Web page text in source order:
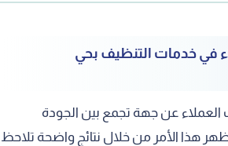
في خدمات التنظيف بحي
عن جهة تجمع بين الجودة
هذا الأمر من خلال نتائج واضحة تلاحظ